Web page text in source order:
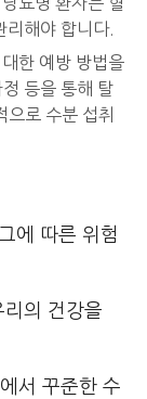
리해야 합니다.
한 예방 방법을
등을 통해 탈
으로 수분 섭취
에 따른 위험
의 건강을
서 꾸준한 수